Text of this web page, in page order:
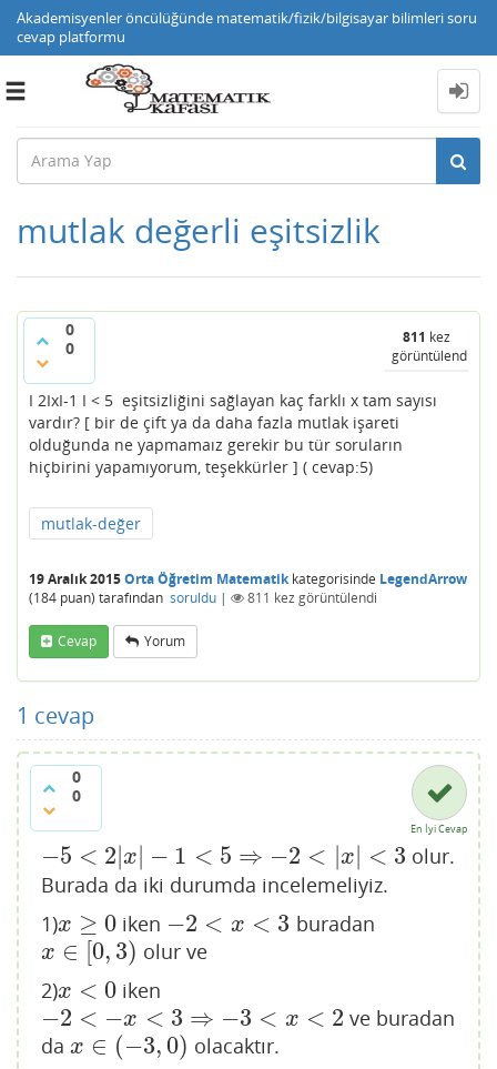
Akademisyenler öncülüğünde matematik/fizik/bilgisayar bilimleri soru
cevap platformu
Toggle
mutlak değerli eşitsizlik
0
0
811 kez
görüntülendi
I 2IxI-1 I < 5 eşitsizliğini sağlayan kaç farklı x tam sayısı
vardır? [ bir de çift ya da daha fazla mutlak işareti
olduğunda ne yapmamaız gerekir bu tür soruların
hiçbirini yapamıyorum, teşekkürler ] ( cevap:5)
mutlak-değer
19 Aralık 2015Orta Öğretim Matematikkategorisinde LegendArrow
(184 puan) tarafından soruldu | 811 kez görüntülendi
Cevap Yorum
1 cevap
0
0
En İyi Cevap
−5 < 2|x| − 1 < 5 ⇒ −2 < |x| < 3
−5< 2| x| −1 5⇒− 2< |x |<3
olur.
Burada da iki durumda incelemeliyiz.
1)x ≥ 0
x≥ 0 iken −2 < x < 3
−2< x<3 buradan
x ∈ [0, 3)
x∈[0 3)
olur ve
2)x < 0
x< 0 iken
−2 < −x < 3 ⇒ −3 < x < 2
−2< −x< 3⇒− 3< x< 2
ve buradan
da x ∈ (−3,0)
x∈(− 3 ,0)
olacaktır.